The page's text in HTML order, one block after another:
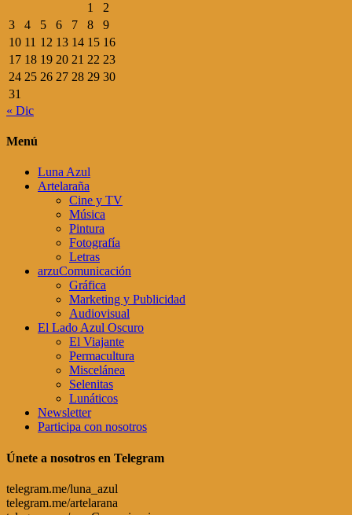
1
2
3
4 5 6 7 8
9
10 11 12 13 14 15 16
17 18 19 20 21 22 23
24 25 26 27 28 29 30
31
« Dic
Menú
Luna Azul
Artelaraña
Cine y TV
Música
Pintura
Fotografía
Letras
arzuComunicación
Gráfica
Marketing y Publicidad
Audiovisual
El Lado Azul Oscuro
El Viajante
Permacultura
Miscelánea
Selenitas
Lunáticos
Newsletter
Participa con nosotros
Únete a nosotros en Telegram
telegram.me/luna_azul
telegram.me/artelarana